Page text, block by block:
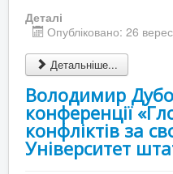
Деталі
Опубліковано: 26
Детальніше...
Володимир
конференції
конфліктів за
Університет